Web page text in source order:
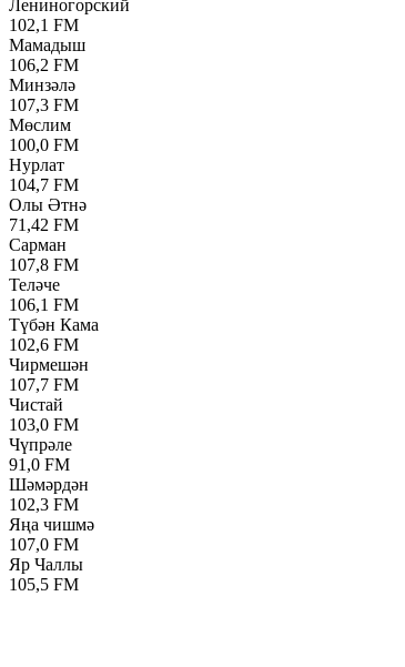
Лениногорский
102,1 FM
Мамадыш
106,2 FM
Минзәлә
107,3 FM
Мөслим
100,0 FM
Нурлат
104,7 FM
Олы Әтнә
71,42 FM
Сарман
107,8 FM
Теләче
106,1 FM
Түбән Кама
102,6 FM
Чирмешән
107,7 FM
Чистай
103,0 FM
Чүпрәле
91,0 FM
Шәмәрдән
102,3 FM
Яңа чишмә
107,0 FM
Яр Чаллы
105,5 FM